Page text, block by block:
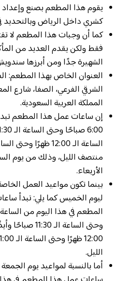
يقوم هذا المطعم بصنع
كشري داخل الرياض وبالتحديد
كما أن وجبات هذا المطعم لا
فقط ولكن يقدم العديد من
الشهيرة جدًا ومن أبرزها
العنوان الخاص بهذا المطعم:
الشرقي الفرعي، الصفا، شارع
المملكة العربية السعودية.
إن ساعات عمل هذا المطعم
منتصف الليل، وذلك من يوم
الأربعاء.
بينما تكون مواعيد العمل
ليوم الخميس كما يلي: تبدأ
وحتى الساعة الـ
الليل.
أما بالنسبة لمواعيد يوم الجمعة